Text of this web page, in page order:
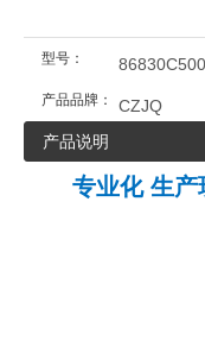
型号：
产品品牌：
CZJQ
产品说明
专业化生产